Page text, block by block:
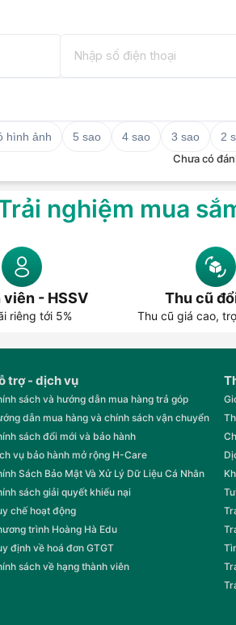
hình ảnh 5 sao 4 sao 3 sao 2
Chưa có
nghiệm mua
viên - HSSV
riêng tới 5%
Thu cũ
Thu cũ giá cao,
trợ - dịch vụ
sách và hướng dẫn mua hàng trả góp
dẫn mua hàng và chính sách vận chuyển
sách đổi mới và bảo hành
vụ bảo hành mở rộng H-Care
Sách Bảo Mật Và Xử Lý Dữ Liệu Cá Nhân
sách giải quyết khiếu nại
chế hoạt động
trình Hoàng Hà Edu
định về hoá đơn GTGT
sách về hạng thành viên